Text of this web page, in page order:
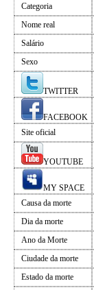
Categoria
Nome real
Salário
Sexo
TWITTER
FACEBOOK
Site oficial
YOUTUBE
MY SPACE
Causa da morte
Dia da morte
Ano da Morte
Ciudade da morte
Estado da morte